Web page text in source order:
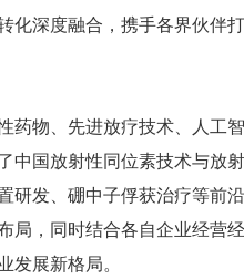
深度融合，携手各界伙伴
物、先进放疗技术、人工
中国放射性同位素技术与放
研发、硼中子俘获治疗等前
局，同时结合各自企业经营
发展新格局。